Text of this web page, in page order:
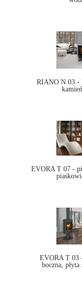
RIANO N 03 -
EVORA T 07 -
EVORA T 03
boczna,